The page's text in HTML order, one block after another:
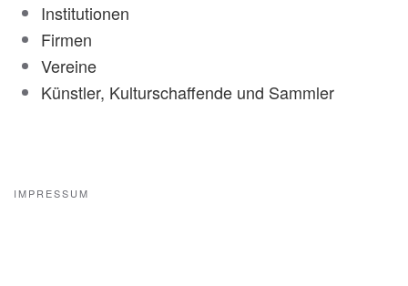
Institutionen
Firmen
Vereine
Künstler, Kulturschaffende und Sammler
IMPRESSUM